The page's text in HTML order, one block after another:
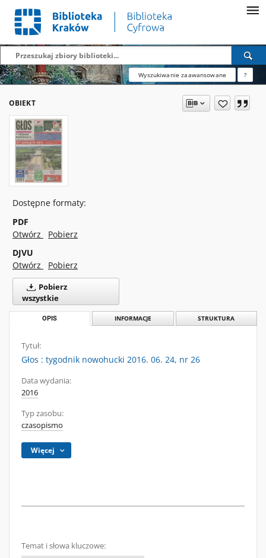
Wyszukiwanie zaawansowane ?
OBIEKT
Dostępne formaty:
PDF
Otwórz
Pobierz
DJVU
Otwórz
Pobierz
Pobierz
wszystkie
OPIS INFORMACJE STRUKTURA
Tytuł:
Głos : tygodnik nowohucki 2016. 06. 24, nr 26
Data wydania:
2016
Typ zasobu:
czasopismo
Więcej
Temat i słowa kluczowe: